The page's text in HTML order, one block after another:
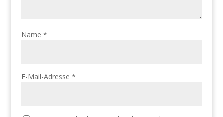
Name *
E-Mail-Adresse *